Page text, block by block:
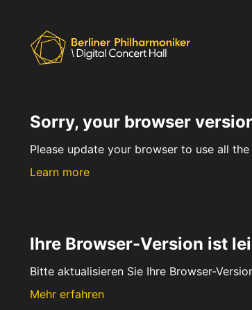
Sorry, your browser
Please update your browser to use all
Learn more
Ihre Browser-Version ist
Bitte aktualisieren Sie Ihre Browser-
Mehr erfahren